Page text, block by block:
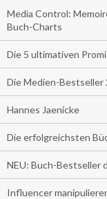
Media Control:
Buch-Charts
Die 5 ultimativen
Die Medien-Bestseller
Hannes Jaenicke
Die erfolgreichsten
NEU: Buch-Bestseller
Influencer